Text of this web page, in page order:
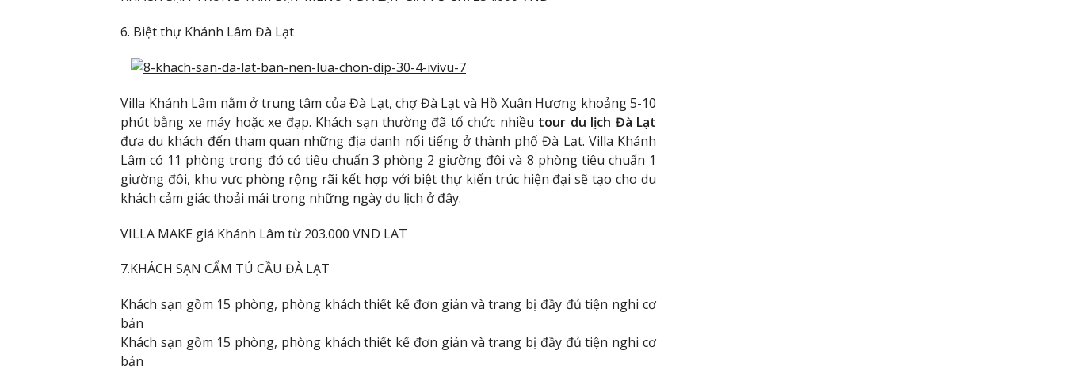
6. Biệt thự Khánh Lâm Đà Lạt
Villa Khánh Lâm nằm ở trung tâm của Đà Lạt, chợ Đà Lạt và Hồ Xuân Hương khoảng 5-10
phút bằng xe máy hoặc xe đạp. Khách sạn thường đã tổ chức nhiều tour du lịch Đà Lạt
đưa du khách đến tham quan những địa danh nổi tiếng ở thành phố Đà Lạt. Villa Khánh
Lâm có 11 phòng trong đó có tiêu chuẩn 3 phòng 2 giường đôi và 8 phòng tiêu chuẩn 1
giường đôi, khu vực phòng rộng rãi kết hợp với biệt thự kiến ​​trúc hiện đại sẽ tạo cho du
khách cảm giác thoải mái trong những ngày du lịch ở đây.
VILLA MAKE giá Khánh Lâm từ 203.000 VND LAT
7.KHÁCH SẠN CẨM TÚ CẦU ĐÀ LẠT
Khách sạn gồm 15 phòng, phòng khách thiết kế đơn giản và trang bị đầy đủ tiện nghi cơ
bản
Khách sạn gồm 15 phòng, phòng khách thiết kế đơn giản và trang bị đầy đủ tiện nghi cơ
bản